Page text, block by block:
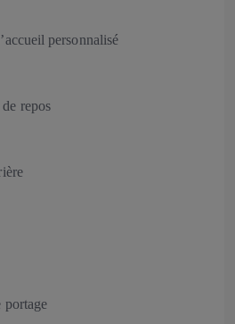
personnalisé
repos
portage